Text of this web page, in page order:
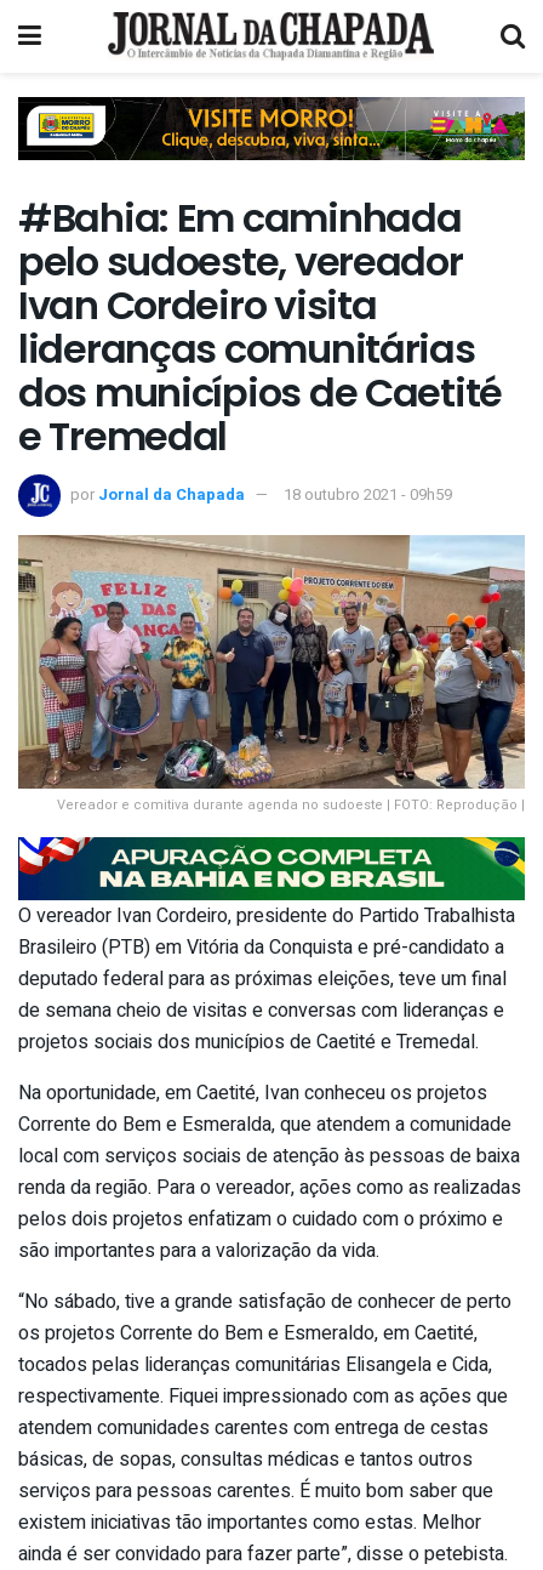
#Bahia: Em caminhada
pelo sudoeste, vereador
Ivan Cordeiro visita
lideranças comunitárias
dos municípios de Caetité
e Tremedal
por Jornal da Chapada 18 outubro 2021 - 09h59
Vereador e comitiva durante agenda no sudoeste | FOTO: Reprodução |
O vereador Ivan Cordeiro, presidente do Partido Trabalhista
Brasileiro (PTB) em Vitória da Conquista e pré-candidato a
deputado federal para as próximas eleições, teve um final
de semana cheio de visitas e conversas com lideranças e
projetos sociais dos municípios de Caetité e Tremedal.
Na oportunidade, em Caetité, Ivan conheceu os projetos
Corrente do Bem e Esmeralda, que atendem a comunidade
local com serviços sociais de atenção às pessoas de baixa
renda da região. Para o vereador, ações como as realizadas
pelos dois projetos enfatizam o cuidado com o próximo e
são importantes para a valorização da vida.
“No sábado, tive a grande satisfação de conhecer de perto
os projetos Corrente do Bem e Esmeraldo, em Caetité,
tocados pelas lideranças comunitárias Elisangela e Cida,
respectivamente. Fiquei impressionado com as ações que
atendem comunidades carentes com entrega de cestas
básicas, de sopas, consultas médicas e tantos outros
serviços para pessoas carentes. É muito bom saber que
existem iniciativas tão importantes como estas. Melhor
ainda é ser convidado para fazer parte”, disse o petebista.